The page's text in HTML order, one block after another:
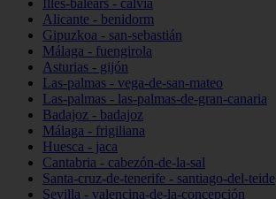
Illes-balears - calvià
Alicante - benidorm
Gipuzkoa - san-sebastián
Málaga - fuengirola
Asturias - gijón
Las-palmas - vega-de-san-mateo
Las-palmas - las-palmas-de-gran-canaria
Badajoz - badajoz
Málaga - frigiliana
Huesca - jaca
Cantabria - cabezón-de-la-sal
Santa-cruz-de-tenerife - santiago-del-teide
Sevilla - valencina-de-la-concepción